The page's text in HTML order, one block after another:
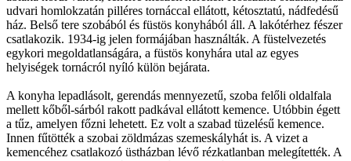
udvari homlokzatán pilléres tornáccal ellátott, kétosztatú, nádfedésű
ház. Belső tere szobából és füstös konyhából áll. A lakótérhez fészer
csatlakozik. 1934-ig jelen formájában használták. A füstelvezetés
egykori megoldatlanságára, a füstös konyhára utal az egyes
helyiségek tornácról nyíló külön bejárata.
A konyha lepadlásolt, gerendás mennyezetű, szoba felőli oldalfala
mellett kőből-sárból rakott padkával ellátott kemence. Utóbbin égett
a tűz, amelyen főzni lehetett. Ez volt a szabad tüzelésű kemence.
Innen fűtötték a szobai zöldmázas szemeskályhát is. A vizet a
kemencéhez csatlakozó üstházban lévő rézkatlanban melegítették. A